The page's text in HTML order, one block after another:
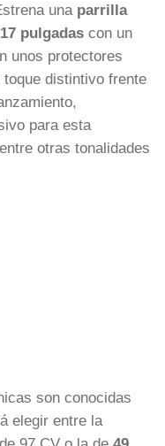
una parrilla
pulgadas con un
unos protectores
toque distintivo frente
para esta
otras tonalidades
son conocidas
elegir entre la